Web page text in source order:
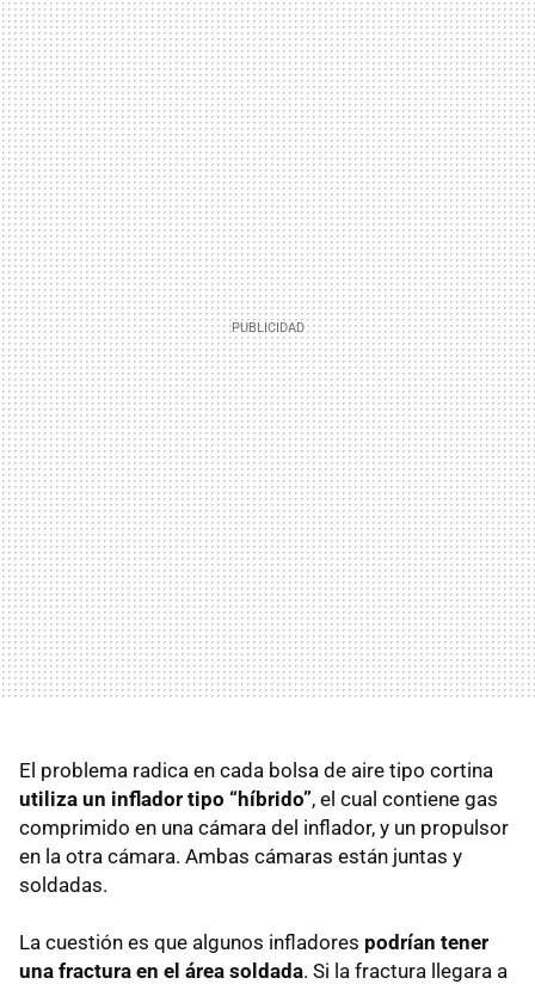
El problema radica en cada bolsa de aire tipo cortina
utiliza un inflador tipo “híbrido”, el cual contiene gas
comprimido en una cámara del inflador, y un propulsor
en la otra cámara. Ambas cámaras están juntas y
soldadas.
La cuestión es que algunos infladores podrían tener
una fractura en el área soldada. Si la fractura llegara a